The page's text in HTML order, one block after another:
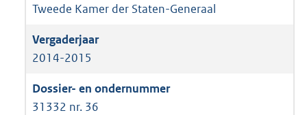
Tweede Kamer der Staten-Generaal
2014-2015
31332 nr. 36